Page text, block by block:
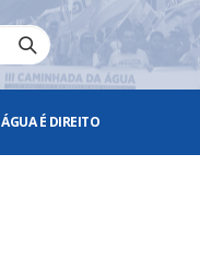
ÁGUA É DIREITO